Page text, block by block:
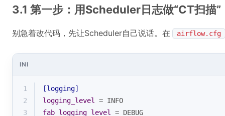
3.1 第一步：用Scheduler日志做“CT扫描”
别急着改代码，先让Scheduler自己说话。在 airflow.cfg
INI
1
[logging]
2
logging_level
= INFO
3
fab_logging_level = DEBUG